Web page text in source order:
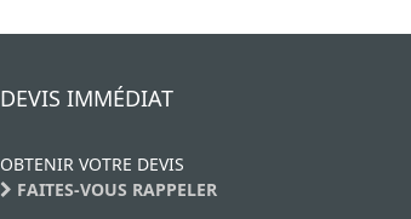
DEVIS IMMÉDIAT
OBTENIR VOTRE DEVIS
FAITES-VOUS RAPPELER